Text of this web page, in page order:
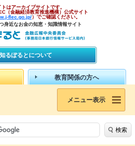
トはアーカイブサイトです。
（金融経済教育推進機構）公式サイト
flec.go.jp/）でご確認ください。
身近なお金の知恵・知識情報サイト
知るぽるとについて
教育関係の方へ
メニュー表示
検索